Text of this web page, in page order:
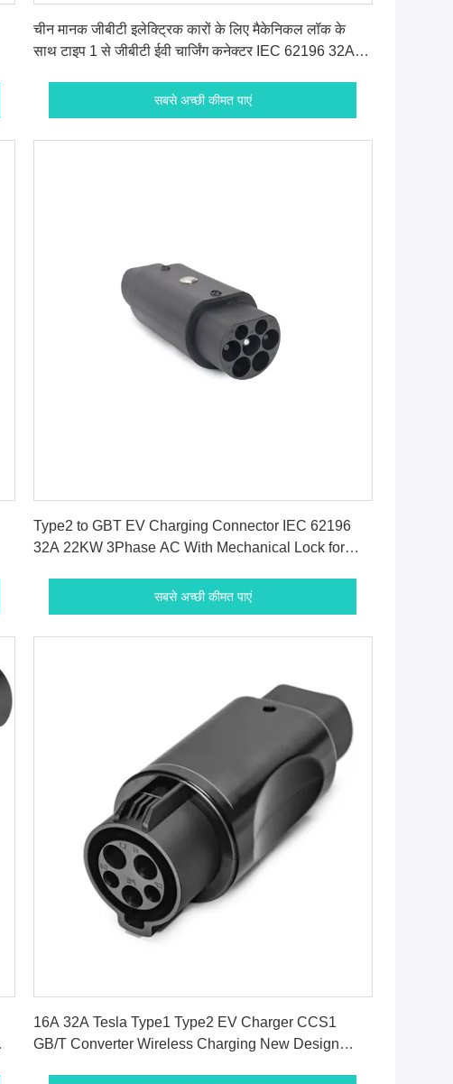
चीन मानक जीबीटी इलेक्ट्रिक कारों के लिए मैकेनिकल लॉक के
साथ टाइप 1 से जीबीटी ईवी चार्जिंग कनेक्टर IEC 62196 32A
सबसे अच्छी कीमत पाएं
Type2 to GBT EV Charging Connector IEC 62196
32A 22KW 3Phase AC With Mechanical Lock for
सबसे अच्छी कीमत पाएं
16A 32A Tesla Type1 Type2 EV Charger CCS1
GB/T Converter Wireless Charging New Design